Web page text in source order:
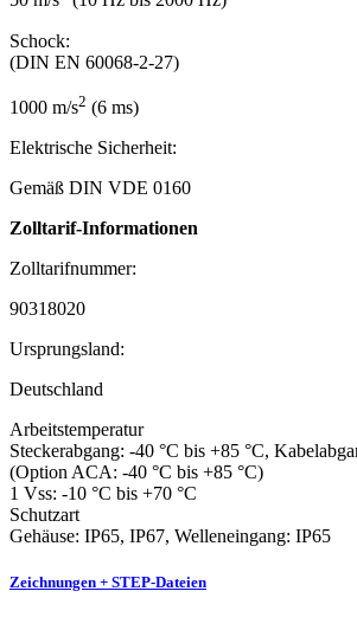
Schock:
(DIN EN 60068-2-27)
1000 m/s2 (6 ms)
Elektrische Sicherheit:
Gemäß DIN VDE 0160
Zolltarif-Informationen
Zolltarifnummer:
90318020
Ursprungsland:
Deutschland
Arbeitstemperatur
Steckerabgang: -40 °C bis +85 °C,
(Option ACA: -40 °C bis +85 °C)
1 Vss: -10 °C bis +70 °C
Schutzart
Gehäuse: IP65, IP67, Welleneingang: IP65
Zeichnungen + STEP-Dateien